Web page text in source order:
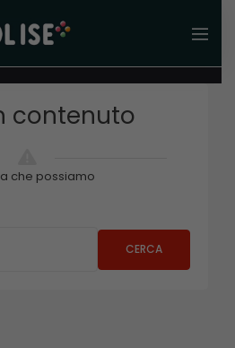
contenuto
che possiamo
CERCA